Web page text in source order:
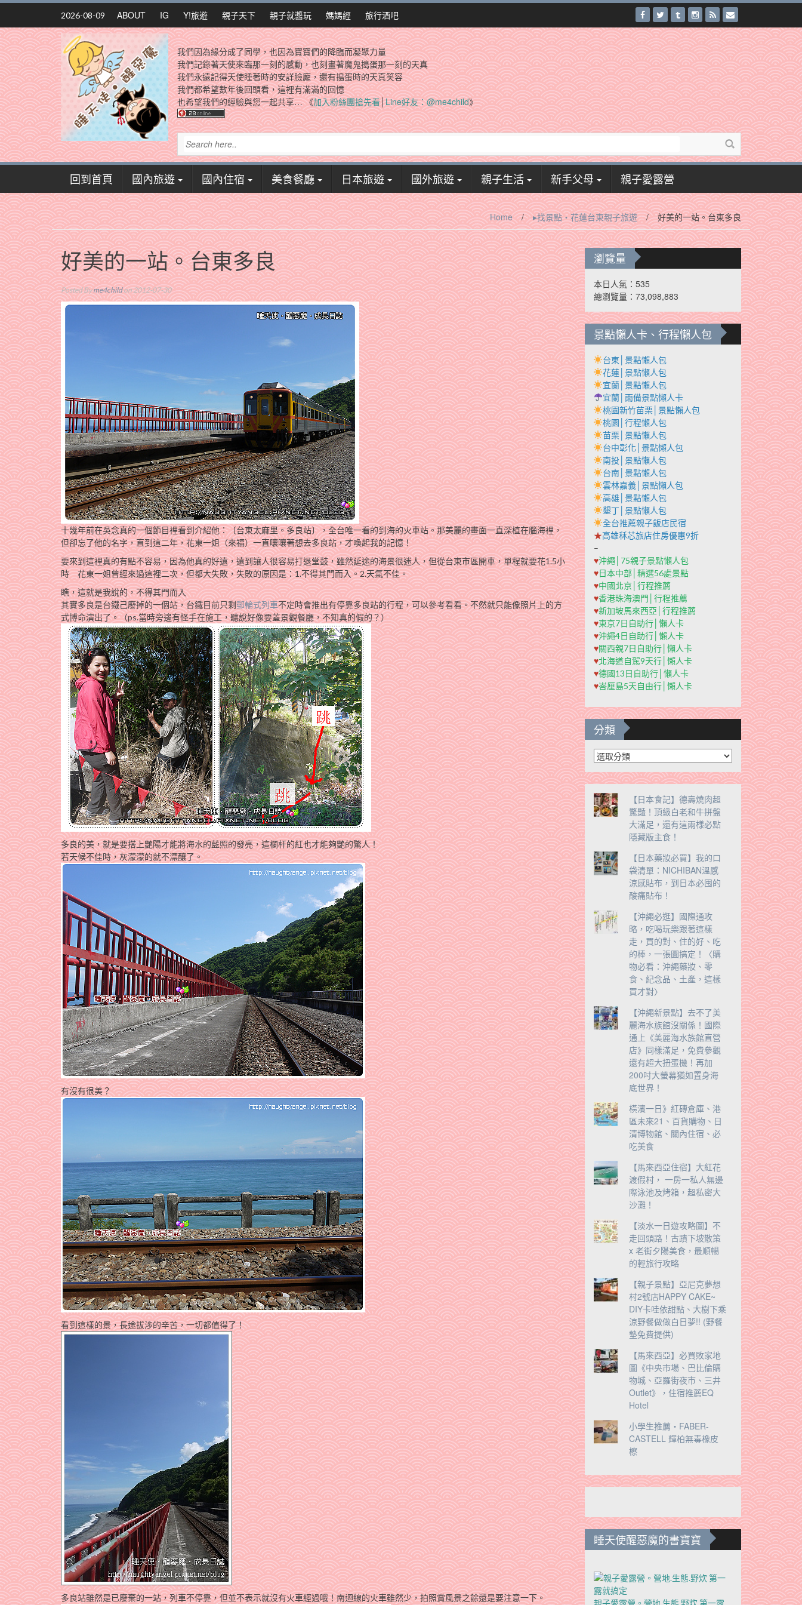
Skip
content
2026-08-09 ABOUT IG Y!旅遊 親子天下 親子就醬玩 媽媽經 旅行酒吧
我們因為緣分成了同學，也因為寶寶們的降臨而凝聚力量
我們記錄著天使來臨那一刻的感動，也刻畫著魔鬼搗蛋那一刻的天真
我們永遠記得天使睡著時的安詳臉龐，還有搗蛋時的天真笑容
我們都希望數年後回頭看，這裡有滿滿的回憶
也希望我們的經驗與您一起共享… 《加入粉絲團搶先看│Line好友：@me4child》
回到首頁 國內旅遊 國內住宿 美食餐廳 日本旅遊 國外旅遊 親子生活 新手父母 親子愛露營
Home / ▸找景點‧花蓮台東親子旅遊 / 好美的一站。台東多良
好美的一站。台東多良
Posted Byme4childon 2012-07-30
十幾年前在吳念真的一個節目裡看到介紹他：〔台東太麻里。多良站〕，全台唯一看的到海的火車站。那美麗的畫面一直深植在腦海裡，
但卻忘了他的名字，直到這二年，花東一姐（來福）一直嚷嚷著想去多良站，才喚起我的記憶！
要來到這裡真的有點不容易，因為他真的好遠，遠到讓人很容易打退堂鼓，雖然延途的海景很迷人，但從台東市區開車，單程就要花1.5小
時花東一姐曾經來過這裡二次，但都大失敗，失敗的原因是：1.不得其門而入。2.天氣不佳。
瞧，這就是我說的，不得其門而入
其實多良是台鐵己廢掉的一個站，台鐵目前只剩郵輪式列車不定時會推出有停靠多良站的行程，可以參考看看。不然就只能像照片上的方
式博命演出了。（ps.當時旁邊有怪手在施工，聽說好像要蓋景觀餐廳，不知真的假的？）
多良的美，就是要搭上艷陽才能將海水的藍照的發亮，這欄杆的紅也才能夠艷的驚人！
若天候不佳時，灰濛濛的就不漂釀了。
有沒有很美？
看到這樣的景，長途拔涉的辛苦，一切都值得了！
多良站雖然是已廢棄的一站，列車不停靠，但並不表示就沒有火車經過哦！南迴線的火車雖然少，拍照賞風景之餘還是要注意一下。
瀏覽量
本日人氣：535
總瀏覽量：73,098,883
景點懶人卡、行程懶人包
台東│景點懶人包
花蓮│景點懶人包
宜蘭│景點懶人包
宜蘭│雨備景點懶人卡
桃園新竹苗栗│景點懶人包
桃園│行程懶人包
苗栗│景點懶人包
台中彰化│景點懶人包
南投│景點懶人包
台南│景點懶人包
雲林嘉義│景點懶人包
高雄│景點懶人包
墾丁│景點懶人包
全台推薦親子飯店民宿
★高雄秝芯旅店住房優惠9折
–
♥沖繩│75親子景點懶人包
♥日本中部│精選56處景點
♥中國北京│行程推薦
♥香港珠海澳門│行程推薦
♥新加坡馬來西亞│行程推薦
♥東京7日自助行│懶人卡
♥沖繩4日自助行│懶人卡
♥關西親7日自助行│懶人卡
♥北海道自駕9天行│懶人卡
♥德國13日自助行│懶人卡
♥峇厘島5天自由行│懶人卡
分類
分
類
【日本食記】德壽燒肉超
驚豔！頂級白老和牛拼盤
大滿足，還有這兩樣必點
隱藏版主食！
【日本藥妝必買】我的口
袋清單：NICHIBAN溫感
涼感貼布，到日本必囤的
酸痛貼布！
【沖繩必逛】國際通攻
略，吃喝玩樂跟著這樣
走，買的對、住的好、吃
的棒，一張圖搞定！〈購
物必看：沖繩藥妝、零
食、紀念品、土產，這樣
買才對〉
【沖繩新景點】去不了美
麗海水族館沒關係！國際
通上《美麗海水族館直營
店》同樣滿足，免費參觀
還有超大扭蛋機！再加
200吋大螢幕猶如置身海
底世界！
橫濱一日》紅磚倉庫、港
區未來21、百貨購物、日
清博物館、關內住宿、必
吃美食
【馬來西亞住宿】大紅花
渡假村， 一房一私人無邊
際泳池及烤箱，超私密大
沙灘！
【淡水一日遊攻略圖】不
走回頭路！古蹟下坡散策
x 老街夕陽美食，最順暢
的輕旅行攻略
【親子景點】亞尼克夢想
村2號店HAPPY CAKE~
DIY卡哇依甜點、大樹下乘
涼野餐做做白日夢!! (野餐
墊免費提供)
【馬來西亞】必買敗家地
圖《中央市場、巴比倫購
物城、亞羅街夜市、三井
Outlet》，住宿推薦EQ
Hotel
小學生推薦‧FABER-
CASTELL 輝柏無毒橡皮
檫
睡天使醒惡魔的書寶寶
親子愛露營。營地.生態.野炊 第一露